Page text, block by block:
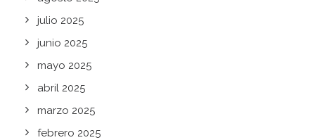
julio 2025
junio 2025
mayo 2025
abril 2025
marzo 2025
febrero 2025